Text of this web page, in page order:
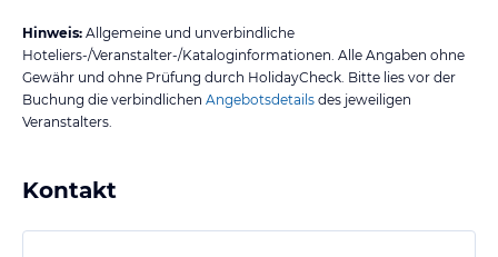
Hinweis: Allgemeine und unverbindliche
Hoteliers-/Veranstalter-/Kataloginformationen. Alle Angaben ohne
Gewähr und ohne Prüfung durch HolidayCheck. Bitte lies vor der
Buchung die verbindlichen Angebotsdetails des jeweiligen
Veranstalters.
Kontakt